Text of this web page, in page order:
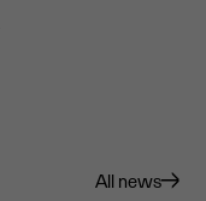
All news